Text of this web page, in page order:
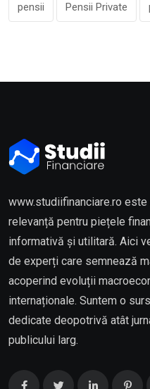
pensii Pensii Private
www.studiifinanciare.ro
relevanță pentru piețele
informativă și utilitară. Aici
de experți care semnează
acoperind evoluții
internaționale. Suntem o
dedicate deopotrivă atât
publicului larg.